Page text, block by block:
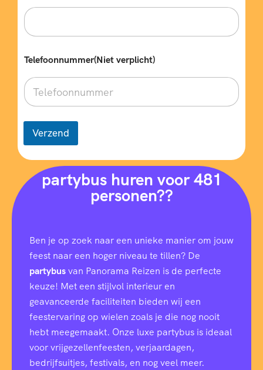
Telefoonnummer(Niet verplicht)
Verzend
partybus huren voor 481
personen??
Ben je op zoek naar een unieke manier om jouw
feest naar een hoger niveau te tillen? De
partybusvan Panorama Reizen is de perfecte
keuze! Met een stijlvol interieur en
geavanceerde faciliteiten bieden wij een
feestervaring op wielen zoals je die nog nooit
hebt meegemaakt. Onze luxe partybus is ideaal
voor vrijgezellenfeesten, verjaardagen,
bedrijfsuitjes, festivals, en nog veel meer.